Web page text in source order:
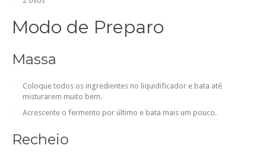
Modo de Preparo
Massa
Coloque todos os ingredientes no liquidificador e bata até
misturarem muito bem.
Acrescente o fermento por último e bata mais um pouco.
Recheio